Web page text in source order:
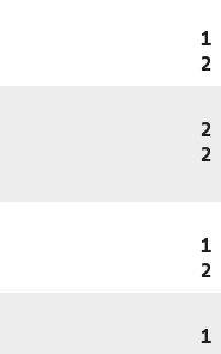
1
2
2
2
1
2
1